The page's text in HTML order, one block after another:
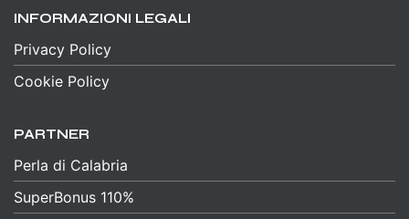
INFORMAZIONI LEGALI
Privacy Policy
Cookie Policy
PARTNER
Perla di Calabria
SuperBonus 110%